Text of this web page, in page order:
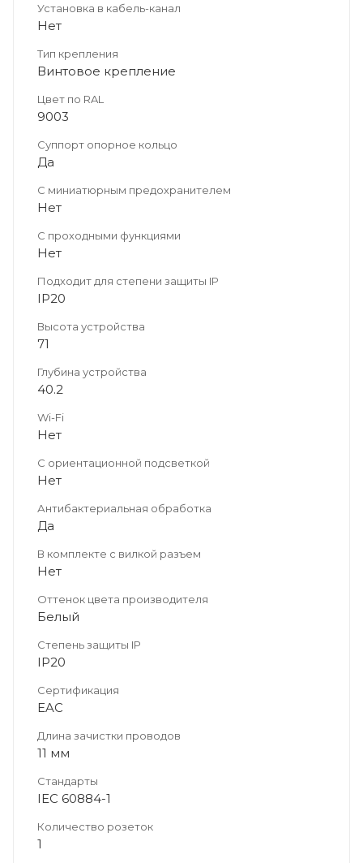
Установка в кабель-канал
Нет
Тип крепления
Винтовое крепление
Цвет по RAL
9003
Суппорт опорное кольцо
Да
С миниатюрным предохранителем
Нет
С проходными функциями
Нет
Подходит для степени защиты IP
IP20
Высота устройства
71
Глубина устройства
40.2
Wi-Fi
Нет
С ориентационной подсветкой
Нет
Антибактериальная обработка
Да
В комплекте с вилкой разъем
Нет
Оттенок цвета производителя
Белый
Степень защиты IP
IP20
Сертификация
EAC
Длина зачистки проводов
11 мм
Стандарты
IEC 60884-1
Количество розеток
1